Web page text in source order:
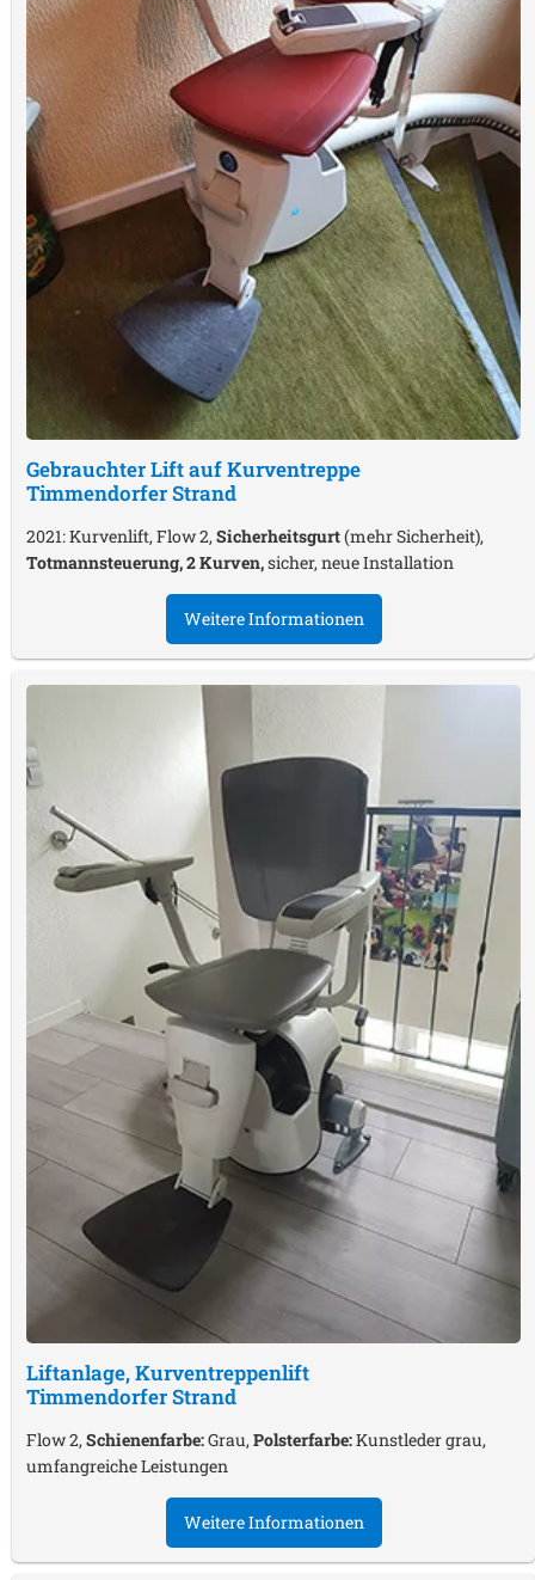
Gebrauchter Lift auf Kurventreppe
Timmendorfer Strand
2021: Kurvenlift, Flow 2, Sicherheitsgurt(mehr Sicherheit),
Totmannsteuerung, 2 Kurven,sicher, neue Installation
Weitere Informationen
Liftanlage, Kurventreppenlift
Timmendorfer Strand
Flow 2,Schienenfarbe:Grau,Polsterfarbe:Kunstleder grau,
umfangreiche Leistungen
Weitere Informationen